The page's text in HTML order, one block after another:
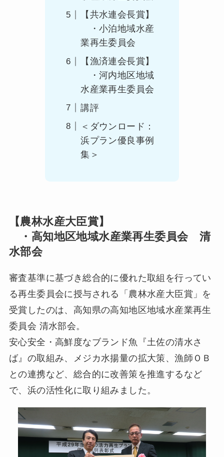
【共水連会長賞】
・小泊地域水産
業再生委員会
【漁済連会長賞】
・河内地区地域
水産業再生委員会
講評
＜ダウンロード：
浜プラン優良事例
集＞
【農林水産大臣賞】
・高知地区地域水産業再生委員会 清
水部会
審査基準に基づき総合的に優れた取組を行ってい
る再生委員会に授与される「農林水産大臣賞」を
受賞したのは、高知県の高知地区地域水産業再生
委員会 清水部会。
安心安全・高鮮度なブランド魚『土佐の清水さ
ば』の取組み、メジカ水揚量の拡大策、漁師ＯＢ
との連携など、総合的に改善策を推進するなど
で、浜の活性化に取り組みました。